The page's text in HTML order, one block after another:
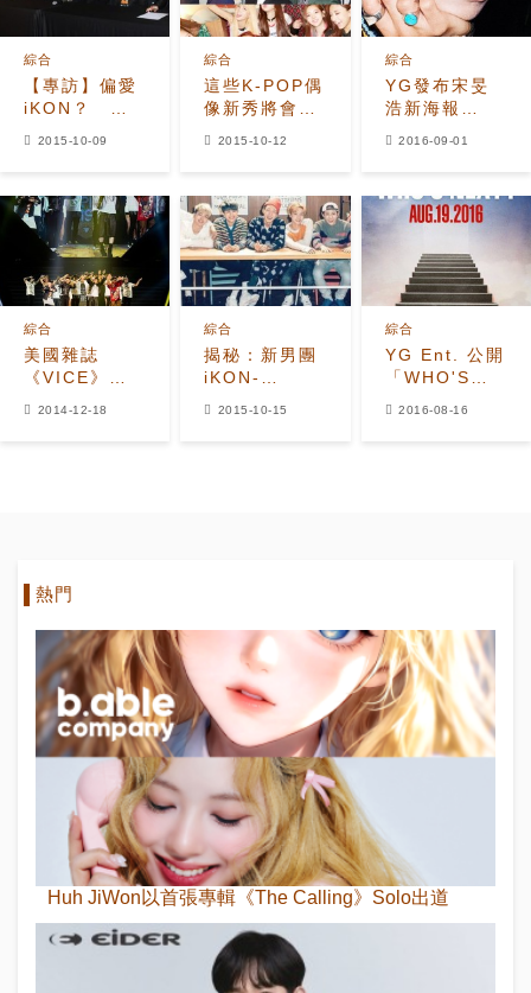
【專訪】偏愛
iKON？ 楊
綜合
2015-10-09
這些K-POP偶
像新秀將會成
綜合
2015-10-12
YG發布宋旻
浩新海報
綜合
2016-09-01
美國雜誌
《VICE》評
綜合
2014-12-18
揭秘：新男團
iKON-
綜合
2015-10-15
YG Ent. 公開
「WHO'S
綜合
2016-08-16
熱門
Huh JiWon以首張專輯《The Calling》Solo出道